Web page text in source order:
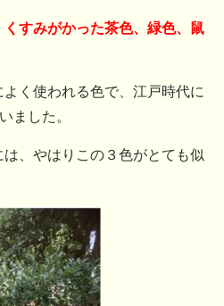
くすみがかった茶色、緑色、鼠
く使われる色で、江戸時代に
ました。
、やはりこの３色がとても似